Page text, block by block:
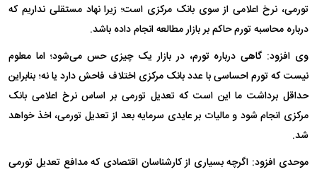
تورمی، نرخ اعلامی از سوی بانک مرکزی است؛ زیرا نهاد مستقلی نداریم که
درباره محاسبه تورم حاکم بر بازار مطالعه انجام داده باشد.
وی افزود: گاهی درباره تورم، در بازار یک چیزی حس می‌شود؛ اما معلوم
نیست که تورم احساسی با عدد بانک مرکزی اختلاف فاحش دارد یا نه؛ بنابراین
حداقل برداشت ما این است که تعدیل تورمی بر اساس نرخ اعلامی بانک
مرکزی انجام شود و مالیات بر عایدی سرمایه بعد از تعدیل تورمی، اخذ خواهد
شد.
موحدی افزود: اگرچه بسیاری از کارشناسان اقتصادی که مدافع تعدیل تورمی